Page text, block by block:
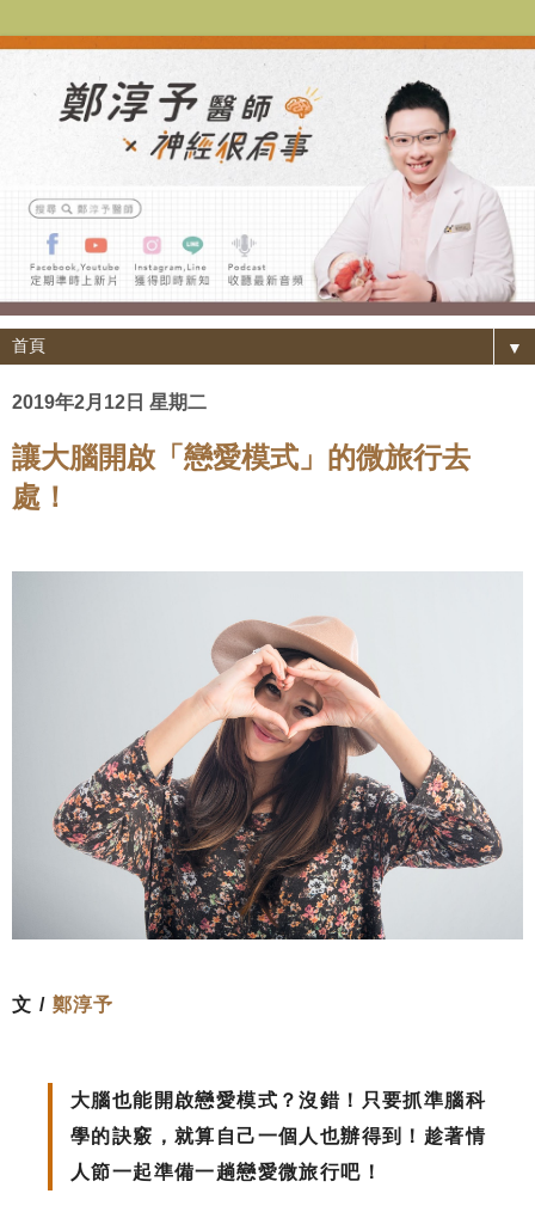
▼
2019年2月12日 星期二
讓大腦開啟「戀愛模式」的微旅行去
處！
文 / 鄭淳予
大腦也能開啟戀愛模式？沒錯！只要抓準腦科
學的訣竅，就算自己一個人也辦得到！趁著情
人節一起準備一趟戀愛微旅行吧！